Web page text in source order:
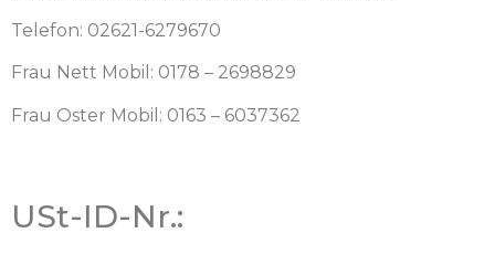
Telefon: 02621-6279670
Frau Nett Mobil: 0178 – 2698829
Frau Oster Mobil: 0163 – 6037362
USt-ID-Nr.: